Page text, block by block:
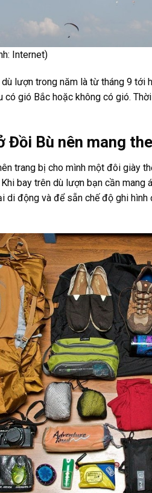
Internet)
lượn trong năm là từ tháng 9 tới
có gió Bắc hoặc không có gió.
Đồi Bù nên mang
trang bị cho mình một đôi giày
bay trên dù lượn bạn cần mang
di động và để sẵn chế độ ghi